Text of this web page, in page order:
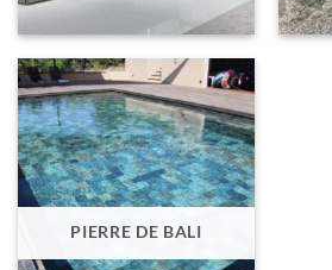
PIERRE DE BALI